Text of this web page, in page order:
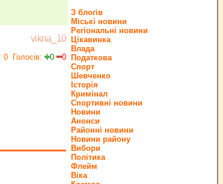
vikna_10
0 Голосів: 0 0
З блогів
Міські новини
Регіональні новини
Цікавинка
Влада
Податкова
Спорт
Шевченко
Історія
Кримінал
Спортивні новини
Новини
Анонси
Районні новини
Новини району
Вибори
Політика
Флейм
Віка